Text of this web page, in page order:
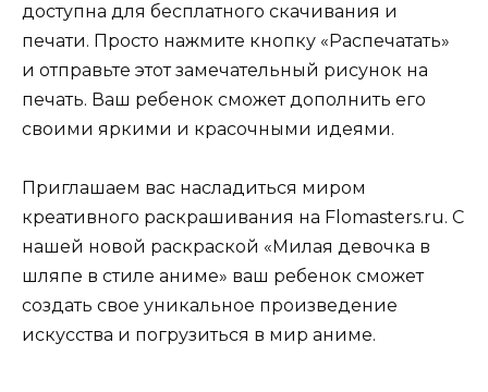
доступна для бесплатного скачивания и
печати. Просто нажмите кнопку «Распечатать»
и отправьте этот замечательный рисунок на
печать. Ваш ребенок сможет дополнить его
своими яркими и красочными идеями.
Приглашаем вас насладиться миром
креативного раскрашивания на Flomasters.ru. С
нашей новой раскраской «Милая девочка в
шляпе в стиле аниме» ваш ребенок сможет
создать свое уникальное произведение
искусства и погрузиться в мир аниме.